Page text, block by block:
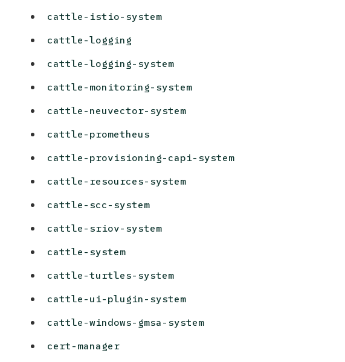
cattle-istio-system
cattle-logging
cattle-logging-system
cattle-monitoring-system
cattle-neuvector-system
cattle-prometheus
cattle-provisioning-capi-system
cattle-resources-system
cattle-scc-system
cattle-sriov-system
cattle-system
cattle-turtles-system
cattle-ui-plugin-system
cattle-windows-gmsa-system
cert-manager